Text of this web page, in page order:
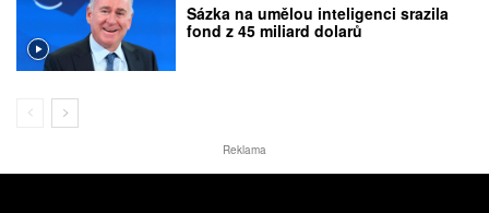
Sázka na umělou inteligenci srazila
fond z 45 miliard dolarů
Reklama